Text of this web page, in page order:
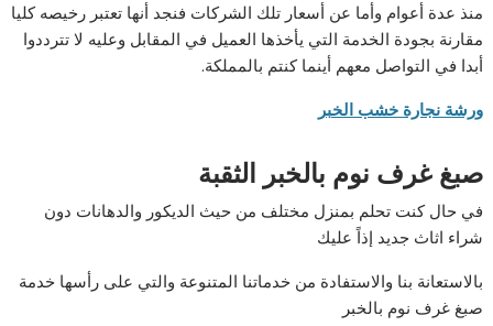
منذ عدة أعوام وأما عن أسعار تلك الشركات فنجد أنها تعتبر رخيصه كليا
مقارنة بجودة الخدمة التي يأخذها العميل في المقابل وعليه لا تترددوا
أبدا في التواصل معهم أينما كنتم بالمملكة.
ورشة نجارة خشب الخبر
صبغ غرف نوم بالخبر الثقبة
في حال كنت تحلم بمنزل مختلف من حيث الديكور والدهانات دون
شراء اثاث جديد إذاً عليك
بالاستعانة بنا والاستفادة من خدماتنا المتنوعة والتي على رأسها خدمة
صبغ غرف نوم بالخبر